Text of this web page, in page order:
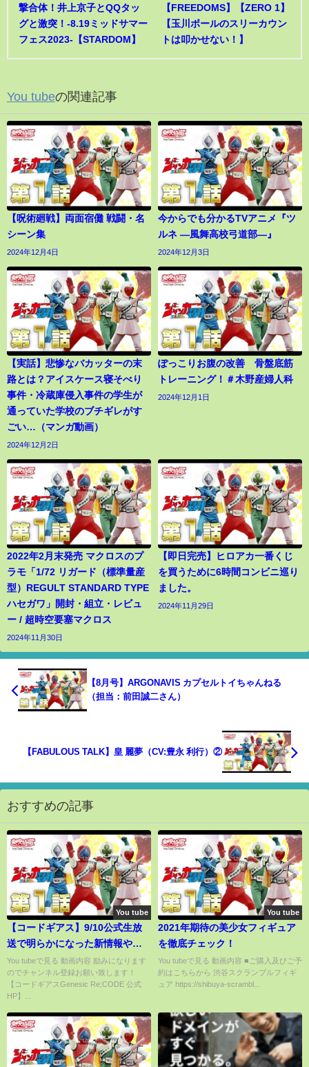
撃合体！井上京子とQQタッ
グと激突！-8.19ミッドサマー
フェス2023-【STARDOM】
【FREEDOMS】【ZERO 1】
【玉川ボールのスリーカウン
トは叩かせない！】
You tubeの関連記事
【呪術廻戦】両面宿儺 戦闘・名
シーン集
2024年12月4日
今からでも分かるTVアニメ『ツ
ルネ ―風舞高校弓道部―』
2024年12月3日
【実話】悲惨なバカッターの末
路とは？アイスケース寝そべり
事件・冷蔵庫侵入事件の学生が
通っていた学校のブチギレがす
ごい…（マンガ動画）
2024年12月2日
ぽっこりお腹の改善 骨盤底筋
トレーニング！＃木野産婦人科
2024年12月1日
2022年2月末発売 マクロスのプ
ラモ「1/72 リガード（標準量産
型）REGULT STANDARD TYPE
ハセガワ」開封・組立・レビュ
ー / 超時空要塞マクロス
2024年11月30日
【即日完売】ヒロアカ一番くじ
を買うために6時間コンビニ巡り
ました。
2024年11月29日
【8月号】ARGONAVIS カプセルトイちゃんねる
（担当：前田誠二さん）
【FABULOUS TALK】皇 麗夢（CV:豊永 利行）②
おすすめの記事
You tube
【コードギアス】9/10公式生放
送で明らかになった新情報や、
個人的に気になった点をまとめ
て解説！【ギアジェネ】
You tubeで見る 動画内容 励みになります
のでチャンネル登録お願い致します！
【コードギアスGenesic Re;CODE 公式
HP】...
You tube
2021年期待の美少女フィギュア
を徹底チェック！
You tubeで見る 動画内容 ■ご購入及びご予
約はこちらから 渋谷スクランブルフィギ
ュア https://shibuya-scrambl...